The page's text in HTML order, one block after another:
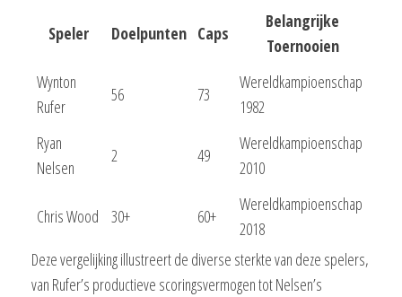
Speler Doelpunten Caps
Belangrijke
Toernooien
Wynton
Rufer
56 73
Wereldkampioenschap
1982
Ryan
Nelsen
2 49
Wereldkampioenschap
2010
Chris Wood 30+ 60+
Wereldkampioenschap
2018
Deze vergelijking illustreert de diverse sterkte van deze spelers,
van Rufer’s productieve scoringsvermogen tot Nelsen’s